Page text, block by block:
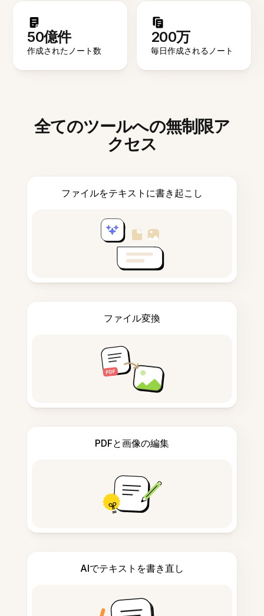
50億件
作成されたノート数
200万
毎日作成されるノート
全てのツールへの無制限ア
クセス
ファイルをテキストに書き起こし
ファイル変換
PDFと画像の編集
AIでテキストを書き直し